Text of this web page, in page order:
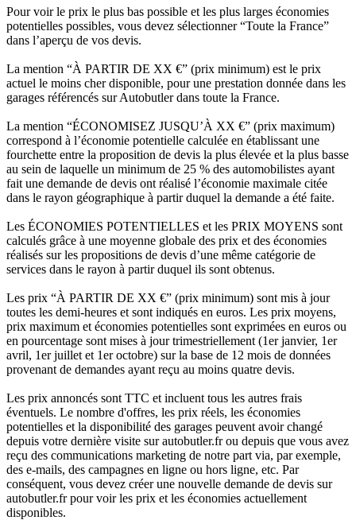
Pour voir le prix le plus bas possible et les plus larges économies
potentielles possibles, vous devez sélectionner “Toute la France”
dans l’aperçu de vos devis.
La mention “À PARTIR DE XX €” (prix minimum) est le prix
actuel le moins cher disponible, pour une prestation donnée dans les
garages référencés sur Autobutler dans toute la France.
La mention “ÉCONOMISEZ JUSQU’À XX €” (prix maximum)
correspond à l’économie potentielle calculée en établissant une
fourchette entre la proposition de devis la plus élevée et la plus basse
au sein de laquelle un minimum de 25 % des automobilistes ayant
fait une demande de devis ont réalisé l’économie maximale citée
dans le rayon géographique à partir duquel la demande a été faite.
Les ÉCONOMIES POTENTIELLES et les PRIX MOYENS sont
calculés grâce à une moyenne globale des prix et des économies
réalisés sur les propositions de devis d’une même catégorie de
services dans le rayon à partir duquel ils sont obtenus.
Les prix “À PARTIR DE XX €” (prix minimum) sont mis à jour
toutes les demi-heures et sont indiqués en euros. Les prix moyens,
prix maximum et économies potentielles sont exprimées en euros ou
en pourcentage sont mises à jour trimestriellement (1er janvier, 1er
avril, 1er juillet et 1er octobre) sur la base de 12 mois de données
provenant de demandes ayant reçu au moins quatre devis.
Les prix annoncés sont TTC et incluent tous les autres frais
éventuels. Le nombre d'offres, les prix réels, les économies
potentielles et la disponibilité des garages peuvent avoir changé
depuis votre dernière visite sur autobutler.fr ou depuis que vous avez
reçu des communications marketing de notre part via, par exemple,
des e-mails, des campagnes en ligne ou hors ligne, etc. Par
conséquent, vous devez créer une nouvelle demande de devis sur
autobutler.fr pour voir les prix et les économies actuellement
disponibles.